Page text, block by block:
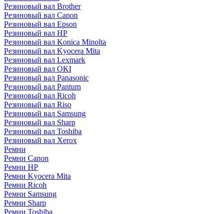
Резиновый вал Brother
Резиновый вал Canon
Резиновый вал Epson
Резиновый вал HP
Резиновый вал Konica Minolta
Резиновый вал Kyocera Mita
Резиновый вал Lexmark
Резиновый вал OKI
Резиновый вал Panasonic
Резиновый вал Pantum
Резиновый вал Ricoh
Резиновый вал Riso
Резиновый вал Samsung
Резиновый вал Sharp
Резиновый вал Toshiba
Резиновый вал Xerox
Ремни
Ремни Canon
Ремни HP
Ремни Kyocera Mita
Ремни Ricoh
Ремни Samsung
Ремни Sharp
Ремни Toshiba